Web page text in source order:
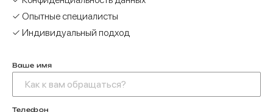
✓ Опытные специалисты
✓ Индивидуальный подход
Ваше имя
Телефон